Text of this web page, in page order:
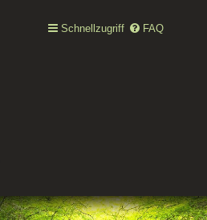
Schnellzugriff FAQ